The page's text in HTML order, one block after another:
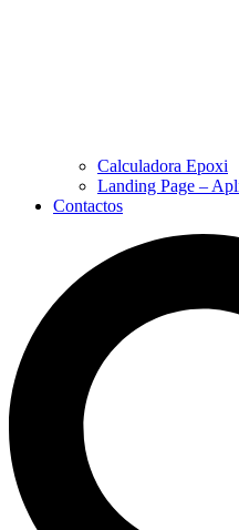
Calculadora Epoxi
Landing Page –
Contactos